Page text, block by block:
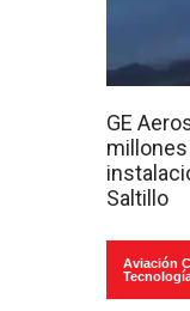
GE
Saltillo
Aviación